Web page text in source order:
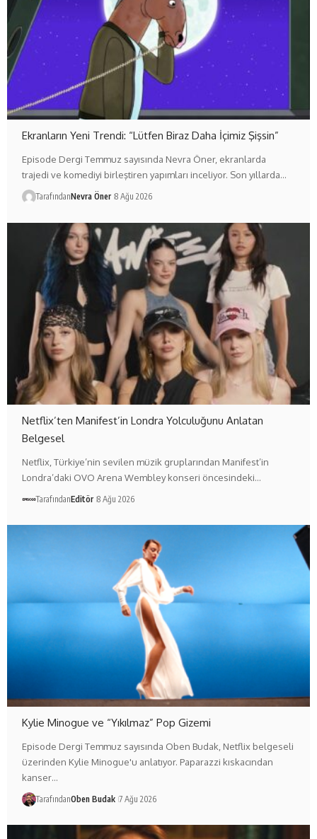
Ekranların Yeni Trendi: “Lütfen Biraz Daha İçimiz Şişsin”
Episode Dergi Temmuz sayısında Nevra Öner, ekranlarda
trajedi ve komediyi birleştiren yapımları inceliyor. Son yıllarda…
TarafındanNevra Öner 8 Ağu 2026
Netflix’ten Manifest’in Londra Yolculuğunu Anlatan
Belgesel
Netflix, Türkiye’nin sevilen müzik gruplarından Manifest’in
Londra’daki OVO Arena Wembley konseri öncesindeki…
TarafındanEditör 8 Ağu 2026
Kylie Minogue ve “Yıkılmaz” Pop Gizemi
Episode Dergi Temmuz sayısında Oben Budak, Netflix belgeseli
üzerinden Kylie Minogue'u anlatıyor. Paparazzi kıskacından
kanser…
TarafındanOben Budak 7 Ağu 2026